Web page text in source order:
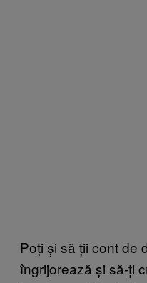
Poți și să ții cont de
îngrijorează și să-ți